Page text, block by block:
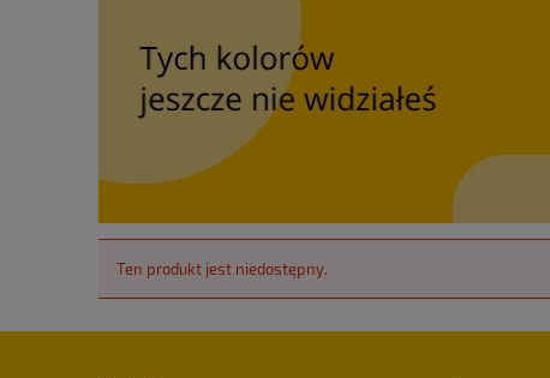
Ten produkt jest niedostępny.